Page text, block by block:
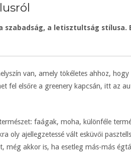
a letisztultság
van, amely tökéletes ahhoz,
fel elsőre a greenery kapcsán, itt az
faágak, moha, különféle
oly ajellegzetessé vált esküvői
még akkor is, ha esetleg más-más